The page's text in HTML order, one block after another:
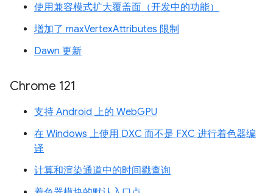
使用兼容模式扩大覆盖面（开发中的功能）
增加了 maxVertexAttributes 限制
Dawn 更新
Chrome 121
支持 Android 上的 WebGPU
在 Windows 上使用 DXC 而不是 FXC 进行着色器编
译
计算和渲染通道中的时间戳查询